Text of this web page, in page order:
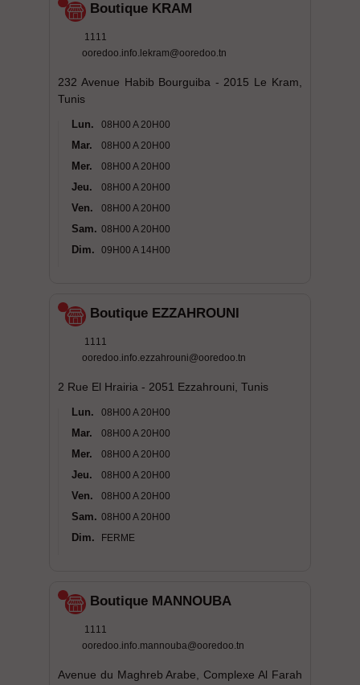
Boutique KRAM
1111
ooredoo.info.lekram@ooredoo.tn
232 Avenue Habib Bourguiba - 2015 Le Kram,
Tunis
Lun. 08H00 A 20H00
Mar. 08H00 A 20H00
Mer. 08H00 A 20H00
Jeu. 08H00 A 20H00
Ven. 08H00 A 20H00
Sam. 08H00 A 20H00
Dim. 09H00 A 14H00
Boutique EZZAHROUNI
1111
ooredoo.info.ezzahrouni@ooredoo.tn
2 Rue El Hrairia - 2051 Ezzahrouni, Tunis
Lun. 08H00 A 20H00
Mar. 08H00 A 20H00
Mer. 08H00 A 20H00
Jeu. 08H00 A 20H00
Ven. 08H00 A 20H00
Sam. 08H00 A 20H00
Dim. FERME
Boutique MANNOUBA
1111
ooredoo.info.mannouba@ooredoo.tn
Avenue du Maghreb Arabe, Complexe Al Farah